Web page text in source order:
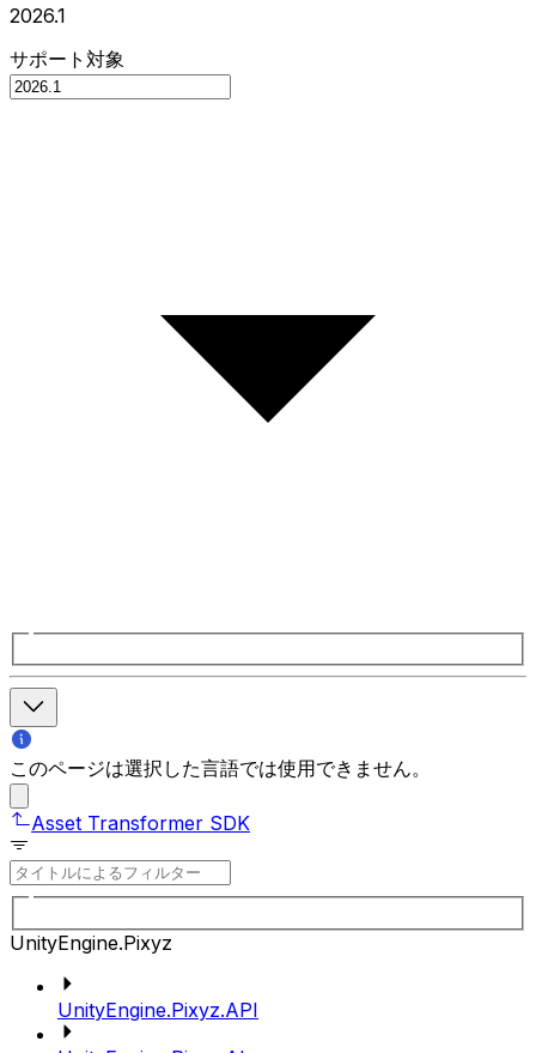
2026.1
サポート対象
このページは選択した言語では使用できません。
Asset Transformer SDK
UnityEngine.Pixyz
UnityEngine.Pixyz.API